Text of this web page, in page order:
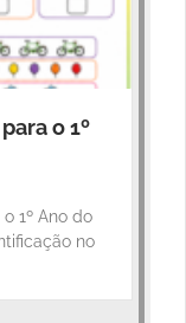
o 1º
1º Ano do
no